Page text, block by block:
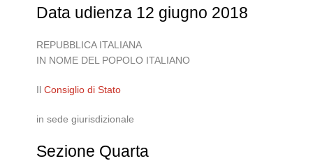
Data udienza 12 giugno 2018
REPUBBLICA ITALIANA
IN NOME DEL POPOLO ITALIANO
IlConsiglio di Stato
in sede giurisdizionale
Sezione Quarta